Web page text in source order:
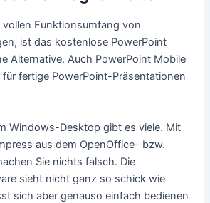
vollen Funktionsumfang von
ist das kostenlose PowerPoint
Alternative. Auch PowerPoint Mobile
für fertige PowerPoint-Präsentationen
Windows-Desktop gibt es viele. Mit
aus dem OpenOffice- bzw.
Sie nichts falsch. Die
sieht nicht ganz so schick wie
sich aber genauso einfach bedienen